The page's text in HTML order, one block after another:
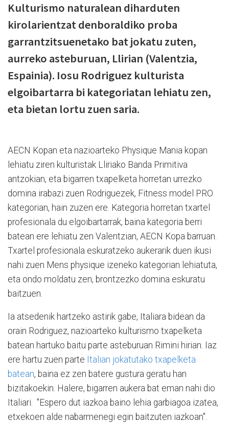
Kulturismo naturalean diharduten
kirolarientzat denboraldiko proba
garrantzitsuenetako bat jokatu zuten,
aurreko asteburuan, Llirian (Valentzia,
Espainia). Iosu Rodriguez kulturista
elgoibartarra bi kategoriatan lehiatu zen,
eta bietan lortu zuen saria.
AECN Kopan eta nazioarteko Physique Mania kopan
lehiatu ziren kulturistak Lliriako Banda Primitiva
antzokian, eta bigarren txapelketa horretan urrezko
domina irabazi zuen Rodriguezek, Fitness model PRO
kategorian, hain zuzen ere. Kategoria horretan txartel
profesionala du elgoibartarrak, baina kategoria berri
batean ere lehiatu zen Valentzian, AECN Kopa barruan.
Txartel profesionala eskuratzeko aukerarik duen ikusi
nahi zuen Mens physique izeneko kategorian lehiatuta,
eta ondo moldatu zen, brontzezko domina eskuratu
baitzuen.
Ia atsedenik hartzeko astirik gabe, Italiara bidean da
orain Rodriguez, nazioarteko kulturismo txapelketa
batean hartuko baitu parte asteburuan Rimini hirian. Iaz
ere hartu zuen parte Italian jokatutako txapelketa
batean, baina ez zen batere gustura geratu han
bizitakoekin. Halere, bigarren aukera bat eman nahi dio
Italiari. "Espero dut iazkoa baino lehia garbiagoa izatea,
etxekoen alde nabarmenegi egin baitzuten iazkoan".